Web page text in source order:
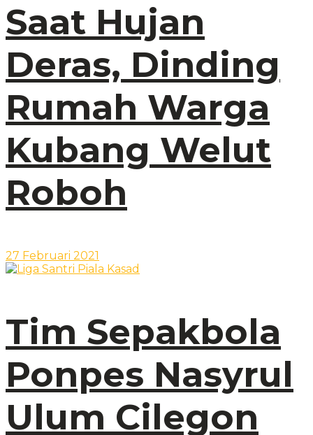
Saat Hujan
Deras, Dinding
Rumah Warga
Kubang Welut
Roboh
27 Februari 2021
Tim Sepakbola
Ponpes Nasyrul
Ulum Cilegon